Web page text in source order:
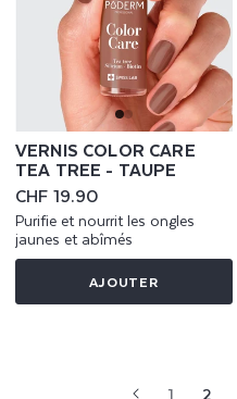
VERNIS COLOR CARE
TEA TREE - TAUPE
Prix
habituel
CHF 19.90
Purifie et nourrit les ongles
jaunes et abîmés
AJOUTER
1 2